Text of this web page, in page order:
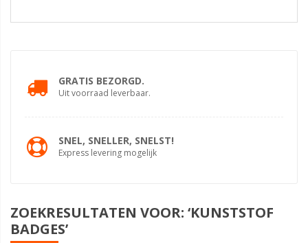
ZOEKRESULTATEN VOOR: ‘KUNSTSTOF
BADGES’
GRATIS BEZORGD.
Uit voorraad leverbaar.
SNEL, SNELLER, SNELST!
Express levering mogelijk